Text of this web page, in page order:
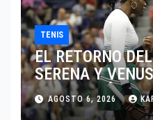
TENIS
EL RETORNO
SERENA Y
DISPUTARÁN
CINCINNATI
AGOSTO 6, 2026